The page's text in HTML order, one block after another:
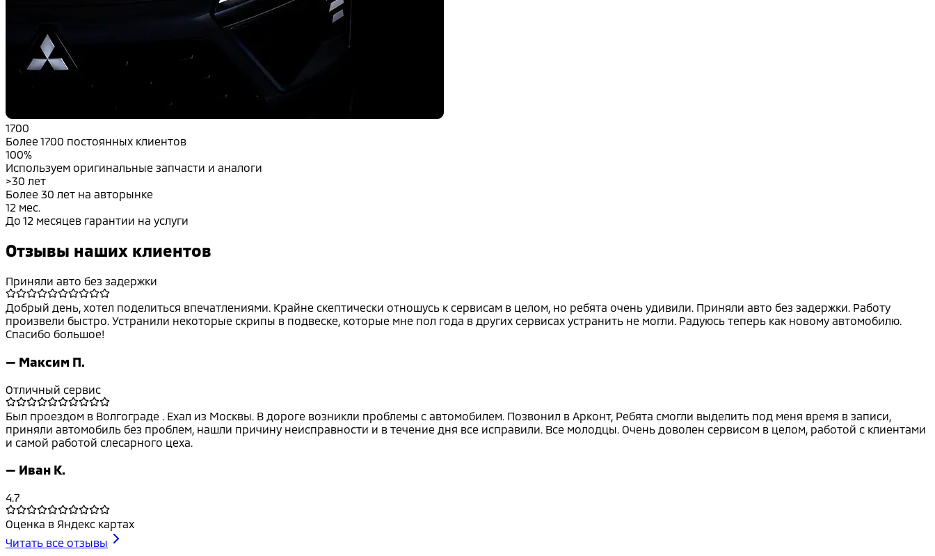
1700
Более 1700 постоянных клиентов
100%
Используем оригинальные запчасти и аналоги
>30 лет
Более 30 лет на авторынке
12 мес.
До 12 месяцев гарантии на услуги
Отзывы наших клиентов
Приняли авто без задержки
Добрый день, хотел поделиться впечатлениями. Крайне скептически отношусь к сервисам в целом, но ребята очень удивили. Приняли авто без задержки. Работу
произвели быстро. Устранили некоторые скрипы в подвеске, которые мне пол года в других сервисах устранить не могли. Радуюсь теперь как новому автомобилю.
Спасибо большое!
— Максим П.
Отличный сервис
Был проездом в Волгограде . Ехал из Москвы. В дороге возникли проблемы с автомобилем. Позвонил в Арконт, Ребята смогли выделить под меня время в записи,
приняли автомобиль без проблем, нашли причину неисправности и в течение дня все исправили. Все молодцы. Очень доволен сервисом в целом, работой с клиентами
и самой работой слесарного цеха.
— Иван К.
4.7
Оценка в Яндекс картах
Читать все отзывы